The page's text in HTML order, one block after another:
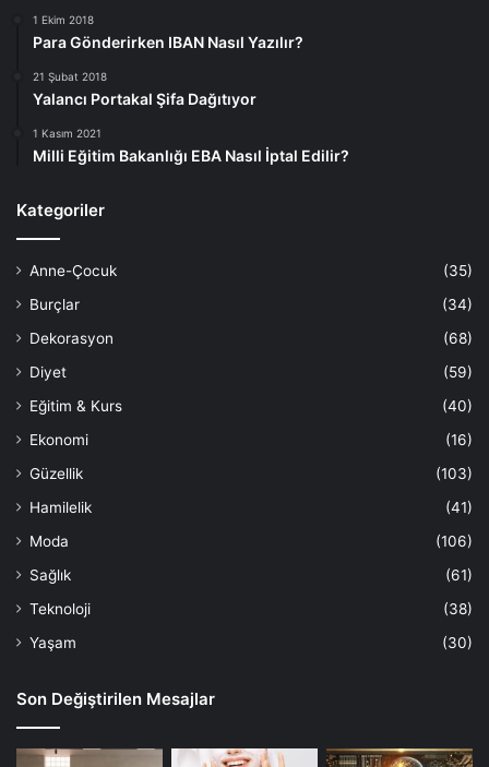
1 Ekim 2018
Para Gönderirken IBAN Nasıl Yazılır?
21 Şubat 2018
Yalancı Portakal Şifa Dağıtıyor
1 Kasım 2021
Milli Eğitim Bakanlığı EBA Nasıl İptal Edilir?
Kategoriler
Anne-Çocuk
(35)
Burçlar
(34)
Dekorasyon
(68)
Diyet
(59)
Eğitim & Kurs
(40)
Ekonomi
(16)
Güzellik
(103)
Hamilelik
(41)
Moda
(106)
Sağlık
(61)
Teknoloji
(38)
Yaşam
(30)
Son Değiştirilen Mesajlar